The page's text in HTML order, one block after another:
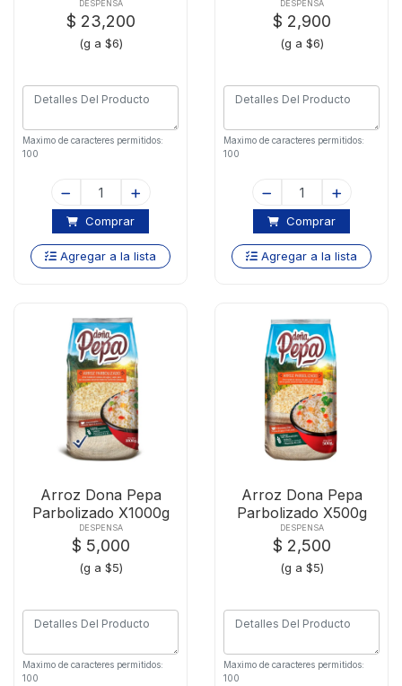
DESPENSA
$ 23,200
(g a $6)
Maximo de caracteres permitidos:
100
Comprar
Agregar a la lista
DESPENSA
$ 2,900
(g a $6)
Maximo de caracteres permitidos:
100
Comprar
Agregar a la lista
Arroz Dona Pepa
Parbolizado X1000g
DESPENSA
$ 5,000
(g a $5)
Maximo de caracteres permitidos:
100
Arroz Dona Pepa
Parbolizado X500g
DESPENSA
$ 2,500
(g a $5)
Maximo de caracteres permitidos:
100